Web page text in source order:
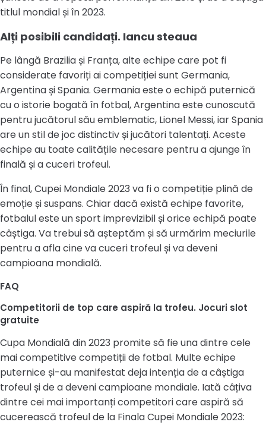
titlul mondial și în 2023.
Alți posibili candidați. Iancu steaua
Pe lângă Brazilia și Franța, alte echipe care pot fi
considerate favoriți ai competiției sunt Germania,
Argentina și Spania. Germania este o echipă puternică
cu o istorie bogată în fotbal, Argentina este cunoscută
pentru jucătorul său emblematic, Lionel Messi, iar Spania
are un stil de joc distinctiv și jucători talentați. Aceste
echipe au toate calitățile necesare pentru a ajunge în
finală și a cuceri trofeul.
În final, Cupei Mondiale 2023 va fi o competiție plină de
emoție și suspans. Chiar dacă există echipe favorite,
fotbalul este un sport imprevizibil și orice echipă poate
câștiga. Va trebui să așteptăm și să urmărim meciurile
pentru a afla cine va cuceri trofeul și va deveni
campioana mondială.
FAQ
Competitorii de top care aspiră la trofeu. Jocuri slot
gratuite
Cupa Mondială din 2023 promite să fie una dintre cele
mai competitive competiții de fotbal. Multe echipe
puternice și-au manifestat deja intenția de a câștiga
trofeul și de a deveni campioane mondiale. Iată câțiva
dintre cei mai importanți competitori care aspiră să
cucerească trofeul de la Finala Cupei Mondiale 2023: